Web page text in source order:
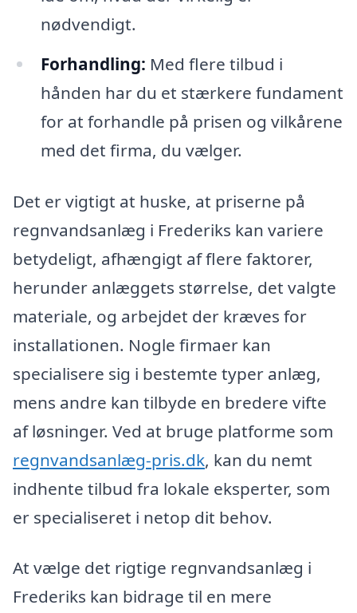
nødvendigt.
Forhandling: Med flere tilbud i
hånden har du et stærkere fundament
for at forhandle på prisen og vilkårene
med det firma, du vælger.
Det er vigtigt at huske, at priserne på
regnvandsanlæg i Frederiks kan variere
betydeligt, afhængigt af flere faktorer,
herunder anlæggets størrelse, det valgte
materiale, og arbejdet der kræves for
installationen. Nogle firmaer kan
specialisere sig i bestemte typer anlæg,
mens andre kan tilbyde en bredere vifte
af løsninger. Ved at bruge platforme som
regnvandsanlæg-pris.dk, kan du nemt
indhente tilbud fra lokale eksperter, som
er specialiseret i netop dit behov.
At vælge det rigtige regnvandsanlæg i
Frederiks kan bidrage til en mere